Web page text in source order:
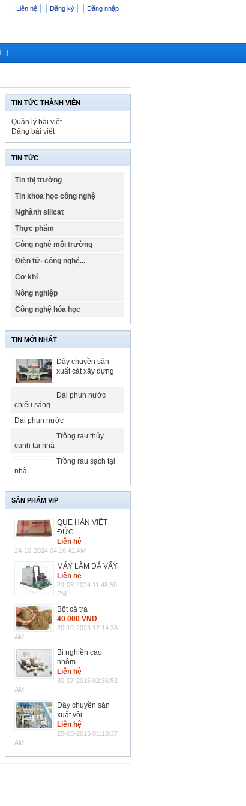
Liên hệ Đăng ký Đăng nhập
TIN TỨC THÀNH VIÊN
Quản lý bài viết
Đăng bài viết
TIN TỨC
Tin thị trường
Tin khoa học công nghệ
Nghành silicat
Thực phẩm
Công nghệ môi trường
Điện tử- công nghệ...
Cơ khí
Nông nghiệp
Công nghệ hóa học
TIN MỚI NHẤT
Dây chuyền sản
xuất cát xây dựng
Đài phun nước
chiếu sáng
Đài phun nước
Trồng rau thủy
canh tại nhà
Trồng rau sạch tại
nhà
SẢN PHẨM VIP
QUE HÀN VIỆT
ĐỨC
Liên hệ
24-10-2024 04:16:42 AM
MÁY LÀM ĐÁ VẨY
Liên hệ
29-08-2024 11:48:50
PM
Bột cá tra
40 000 VND
20-10-2023 12:14:38
AM
Bi nghiền cao
nhôm
Liên hệ
30-07-2015 02:36:52
AM
Dây chuyền sản
xuất vôi...
Liên hệ
25-03-2015 01:18:37
AM